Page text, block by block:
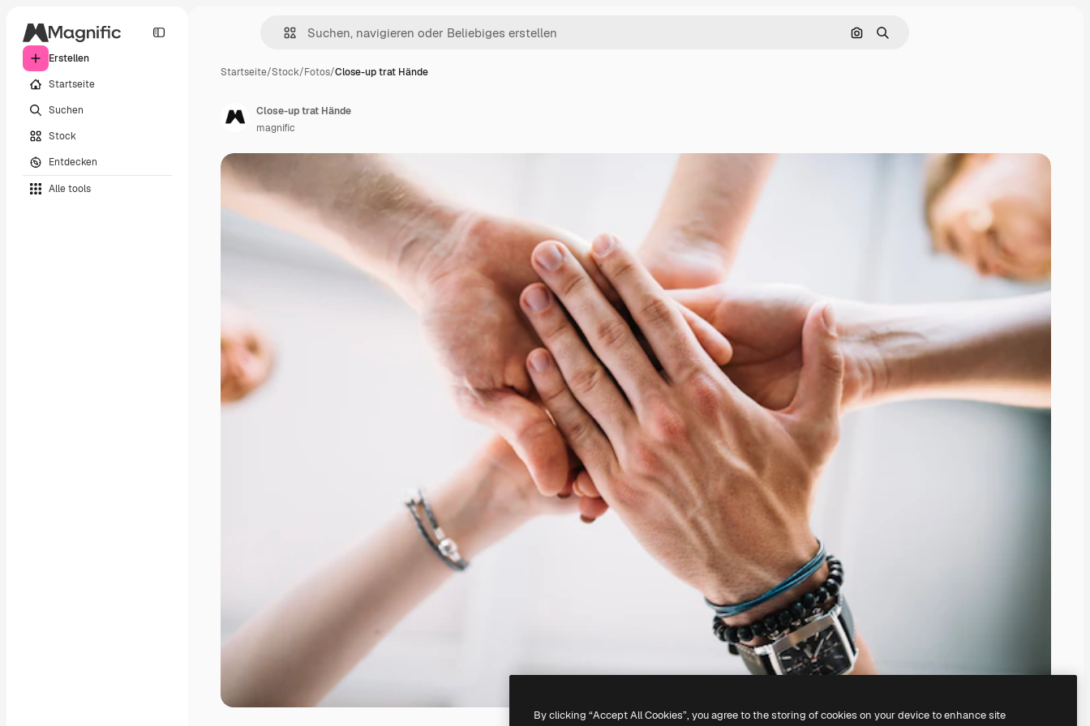
Erstellen
Startseite
Suchen
Stock
Entdecken
Alle tools
Nach Bild suchen
Suchen
Startseite/Stock/Fotos/Close-up trat Hände
Close-up trat Hände
magnific
By clicking “Accept All Cookies”, you agree to the storing of cookies on your device to enhance site